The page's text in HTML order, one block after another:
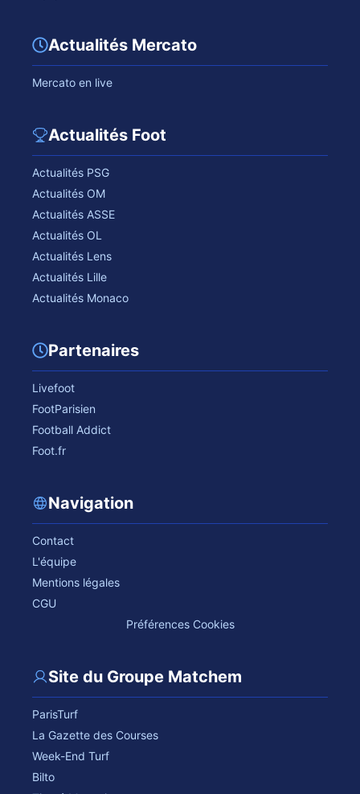
Actualités Mercato
Mercato en live
Actualités Foot
Actualités PSG
Actualités OM
Actualités ASSE
Actualités OL
Actualités Lens
Actualités Lille
Actualités Monaco
Partenaires
Livefoot
FootParisien
Football Addict
Foot.fr
Navigation
Contact
L'équipe
Mentions légales
CGU
Préférences Cookies
Site du Groupe Matchem
ParisTurf
La Gazette des Courses
Week-End Turf
Bilto